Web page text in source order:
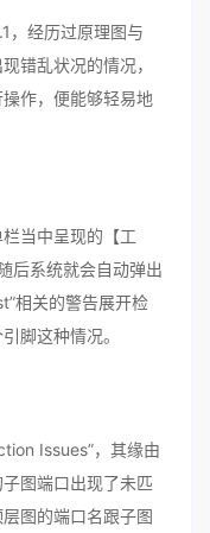
，经历过原理图与
错乱状况的情况，
作，便能够轻易地
当中呈现的【工
后系统就会自动弹出
相关的警告展开检
脚这种情况。
Issues”，其缘由
图端口出现了未匹
图的端口名跟子图